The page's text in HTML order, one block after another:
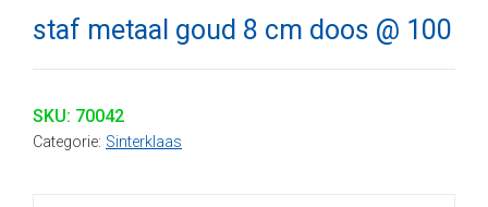
staf metaal goud 8 cm doos @ 100
SKU: 70042
Categorie: Sinterklaas